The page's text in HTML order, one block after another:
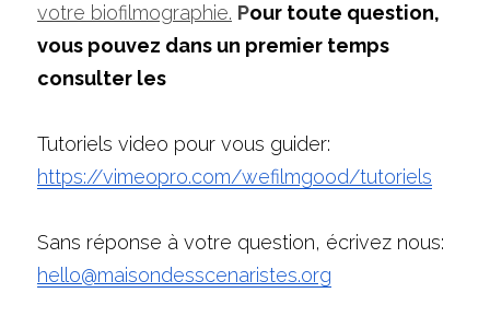
votre biofilmographie. Pour toute question,
vous pouvez dans un premier temps
consulter les
https://vimeopro.com/wefilmgood/tutoriels
hello@maisondesscenaristes.org